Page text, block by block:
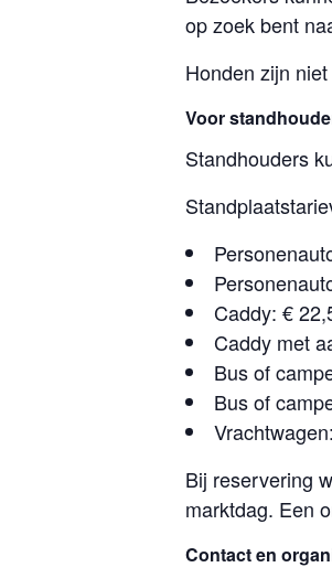
op zoek bent
Honden zijn
Voor
Standhouders
Caddy: €
Caddy met
Bus of
Bus of
Bij reservering
marktdag. Een
Contact en